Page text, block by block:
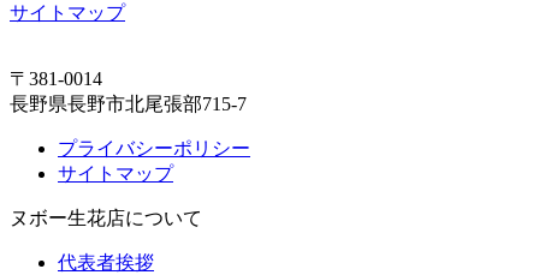
サイトマップ
〒381-0014
長野県長野市北尾張部715-7
プライバシーポリシー
サイトマップ
ヌボー生花店について
代表者挨拶